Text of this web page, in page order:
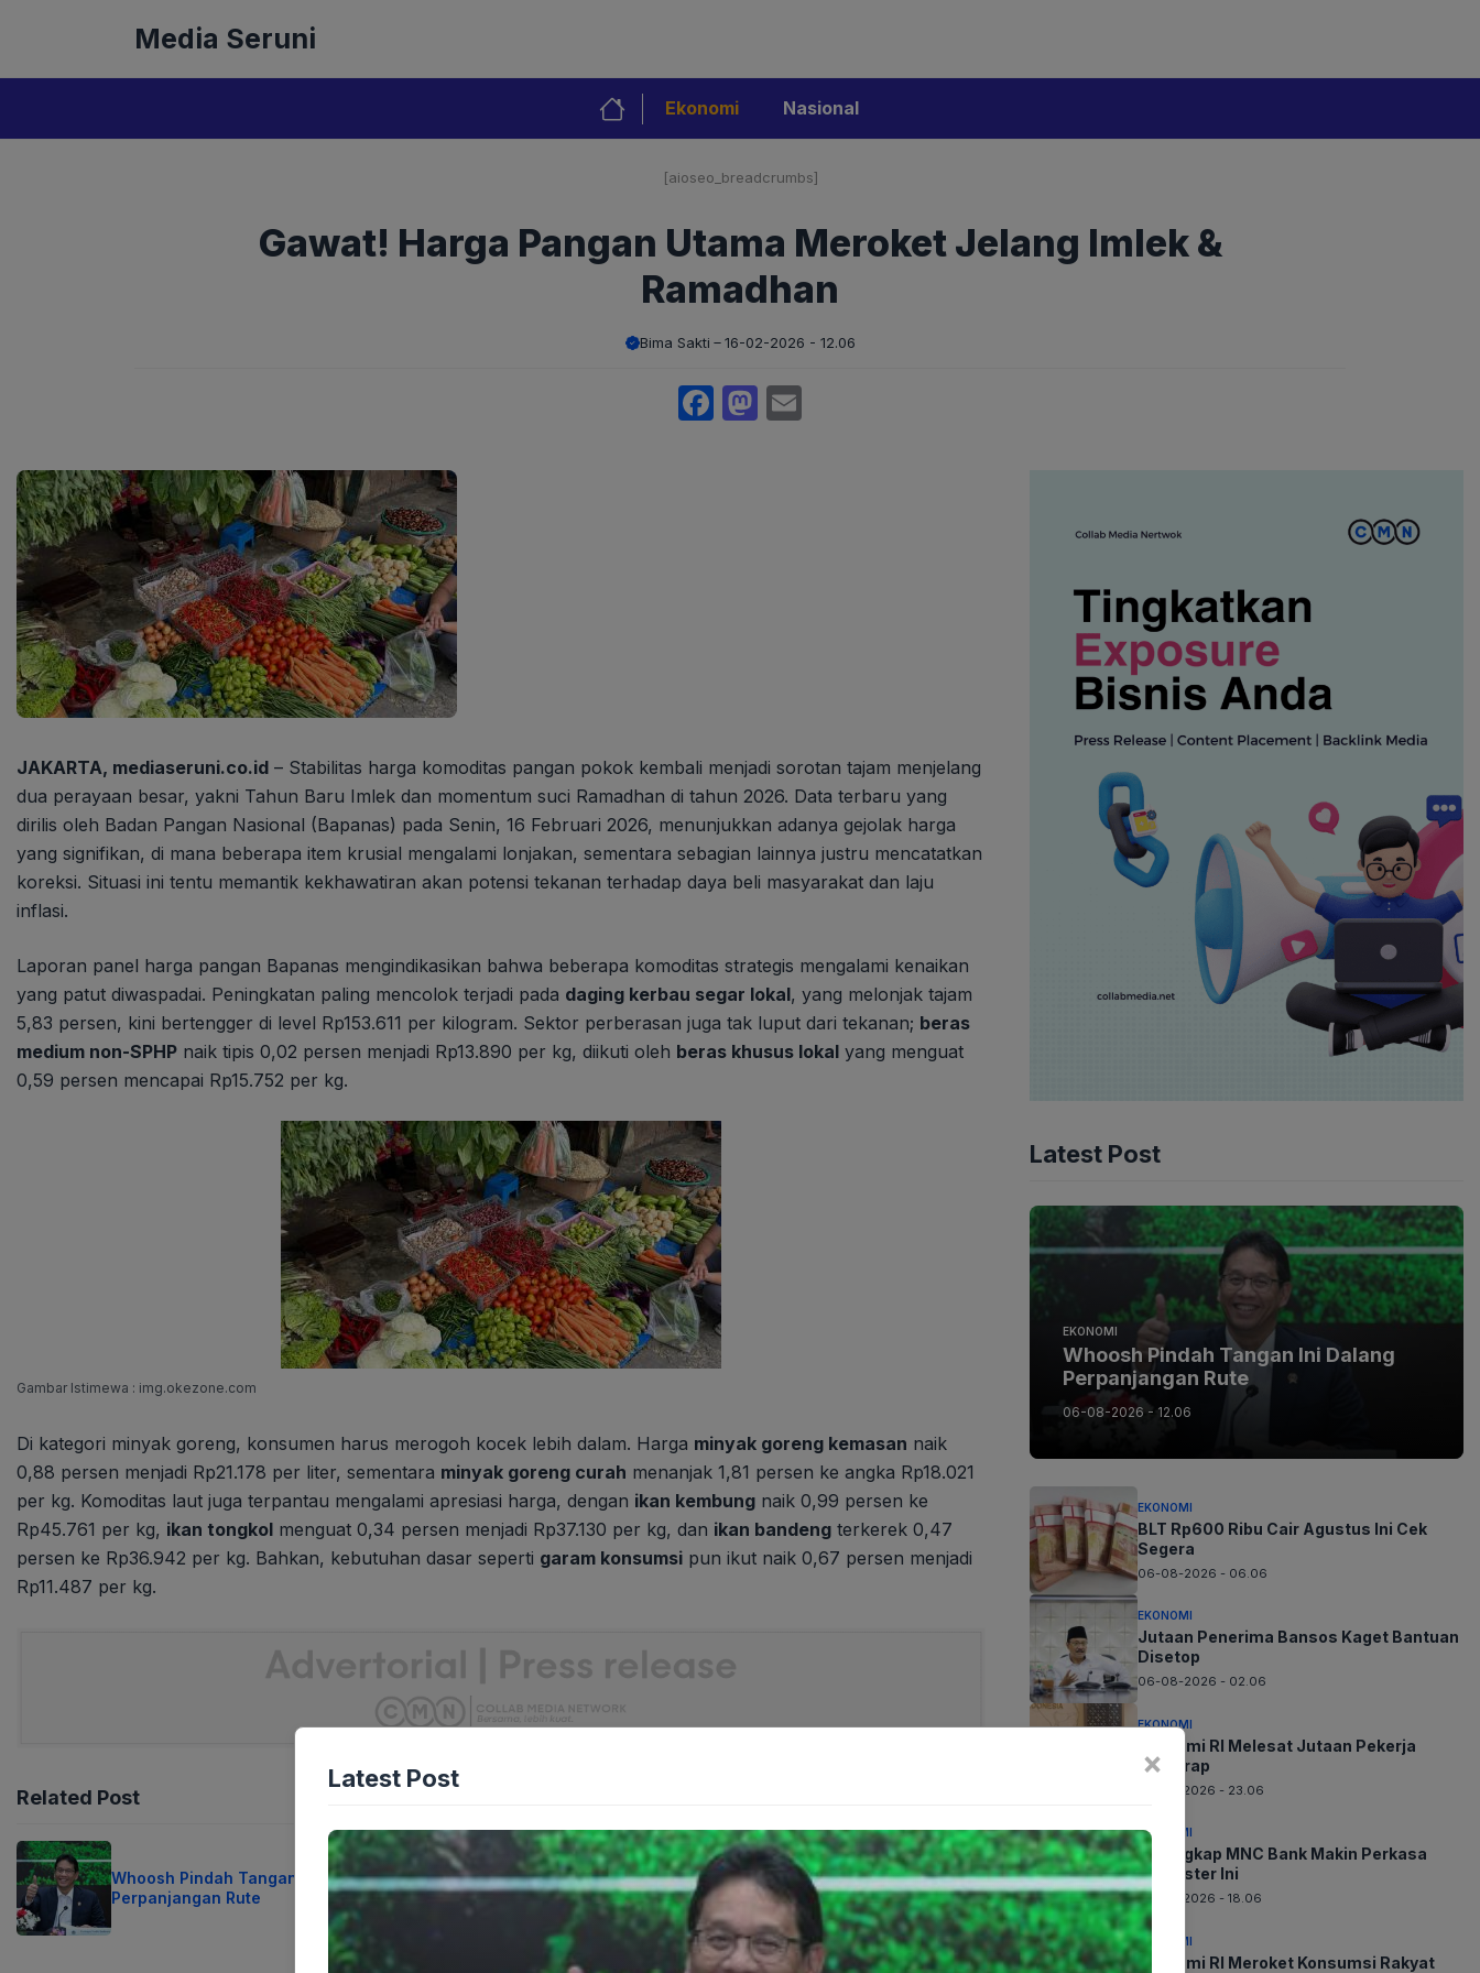
Media Seruni
Ekonomi Nasional
[aioseo_breadcrumbs]
Gawat! Harga Pangan Utama Meroket Jelang Imlek &
Ramadhan
Bima Sakti 16-02-2026 - 12.06
Facebook
Mastodon
JAKARTA, mediaseruni.co.id – Stabilitas harga komoditas pangan pokok kembali menjadi sorotan tajam menjelang
dua perayaan besar, yakni Tahun Baru Imlek dan momentum suci Ramadhan di tahun 2026. Data terbaru yang
dirilis oleh Badan Pangan Nasional (Bapanas) pada Senin, 16 Februari 2026, menunjukkan adanya gejolak harga
yang signifikan, di mana beberapa item krusial mengalami lonjakan, sementara sebagian lainnya justru mencatatkan
koreksi. Situasi ini tentu memantik kekhawatiran akan potensi tekanan terhadap daya beli masyarakat dan laju
inflasi.
Laporan panel harga pangan Bapanas mengindikasikan bahwa beberapa komoditas strategis mengalami kenaikan
yang patut diwaspadai. Peningkatan paling mencolok terjadi pada daging kerbau segar lokal, yang melonjak tajam
5,83 persen, kini bertengger di level Rp153.611 per kilogram. Sektor perberasan juga tak luput dari tekanan; beras
medium non-SPHP naik tipis 0,02 persen menjadi Rp13.890 per kg, diikuti oleh beras khusus lokal yang menguat
0,59 persen mencapai Rp15.752 per kg.
Gambar Istimewa : img.okezone.com
Di kategori minyak goreng, konsumen harus merogoh kocek lebih dalam. Harga minyak goreng kemasan naik
0,88 persen menjadi Rp21.178 per liter, sementara minyak goreng curah menanjak 1,81 persen ke angka Rp18.021
per kg. Komoditas laut juga terpantau mengalami apresiasi harga, dengan ikan kembung naik 0,99 persen ke
Rp45.761 per kg, ikan tongkol menguat 0,34 persen menjadi Rp37.130 per kg, dan ikan bandeng terkerek 0,47
persen ke Rp36.942 per kg. Bahkan, kebutuhan dasar seperti garam konsumsi pun ikut naik 0,67 persen menjadi
Rp11.487 per kg.
Related Post
Whoosh Pindah Tangan Ini Dalang
Perpanjangan Rute
BLT Rp600 Ribu Cair Agustus Ini Cek Segera
Latest Post
EKONOMI
Whoosh Pindah Tangan Ini Dalang
Perpanjangan Rute
06-08-2026 - 12.06
EKONOMI
BLT Rp600 Ribu Cair Agustus Ini Cek
Segera
06-08-2026 - 06.06
EKONOMI
Jutaan Penerima Bansos Kaget Bantuan
Disetop
06-08-2026 - 02.06
EKONOMI
Ekonomi RI Melesat Jutaan Pekerja
Terserap
05-08-2026 - 23.06
EKONOMI
Terungkap MNC Bank Makin Perkasa
Semester Ini
05-08-2026 - 18.06
EKONOMI
Ekonomi RI Meroket Konsumsi Rakyat
×
Latest Post